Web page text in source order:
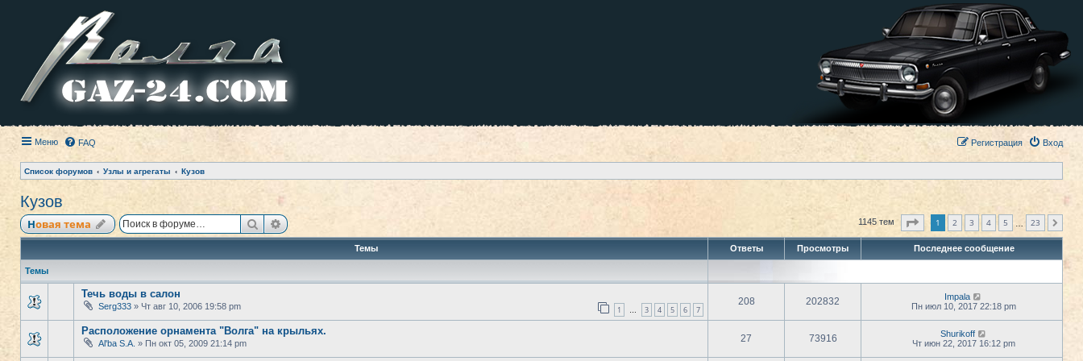
Меню FAQ Вход
Регистрация
Список форумов Узлы и агрегаты Кузов
Кузов
Новая тема ПоискРасширенный поиск 1145 тем Страница из23
1 2 3 4 5 23
Темы Ответы Просмотры Последнее сообщение
Темы
Течь воды в салон
Serg333 » Чт авг 10, 2006 19:58 pm 1 … 3 4 5 6 7
208 202832
Impala
Пн июл 10, 2017 22:18 pm
Расположение орнамента "Волга" на крыльях.
Al'ba S.A. » Пн окт 05, 2009 21:14 pm 27 73916
Shurikoff
Чт июн 22, 2017 16:12 pm